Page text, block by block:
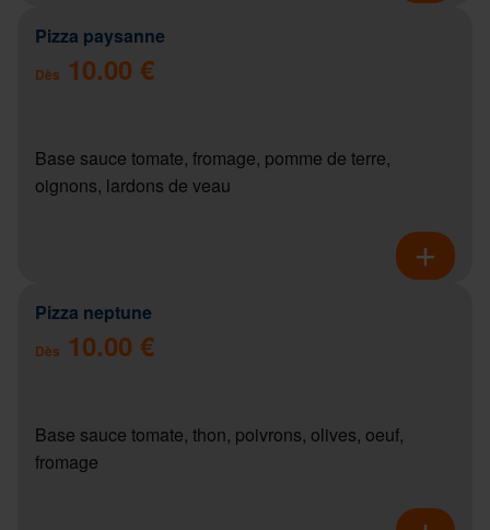
Pizza paysanne
Dès 10.00 €
Base sauce tomate, fromage, pomme de terre,
oignons, lardons de veau
Pizza neptune
Dès 10.00 €
Base sauce tomate, thon, poivrons, olives, oeuf,
fromage